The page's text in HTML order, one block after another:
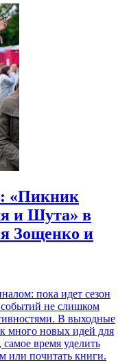
«Пикник
и Шута» в
Зощенко и
пока идет сезон
событий не слишком
В выходные
много новых идей для
время уделить
или почитать книги.